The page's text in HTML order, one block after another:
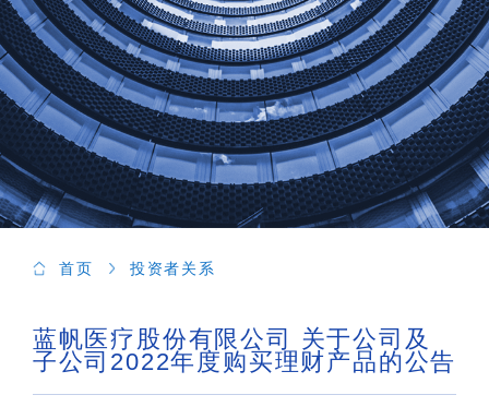
首页 投资者关系
蓝帆医疗股份有限公司 关于公司及
子公司2022年度购买理财产品的公告